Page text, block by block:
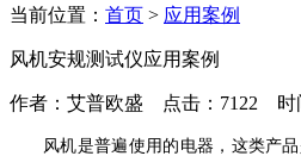
当前位置： 首页 > 应用案例
风机安规测试仪应用案例
作者：艾普欧盛 点击：7122 时
风机是普遍使用的电器，这类产